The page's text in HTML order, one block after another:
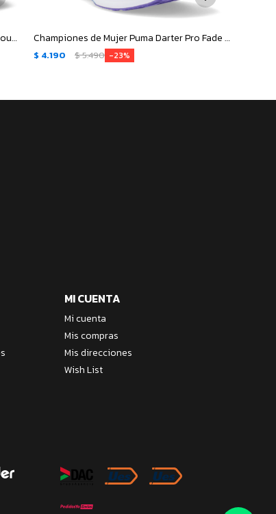
Championes de Hombre Adidas Ozelle Cloudfoam - Blanco - Gris Championes de Mujer Puma Darter Pro Fade - Gris - Blanco - Plateado
$ 4.190 $5.490 23
MI CUENTA
Mi cuenta
Mis compras
Mis direcciones
Wish List